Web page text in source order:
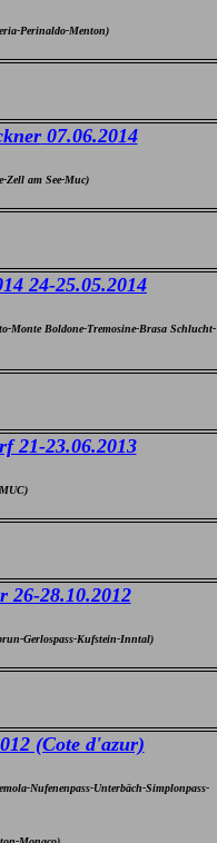
Perinaldo-Menton)
07.06.2014
Zell am See-Muc)
24-25.05.2014
Monte Boldone-Tremosine-Brasa Schlucht-
21-23.06.2013
26-28.10.2012
Gerlospass-Kufstein-Inntal)
(Cote d'azur)
Nufenenpass-Unterbäch-Simplonpass-